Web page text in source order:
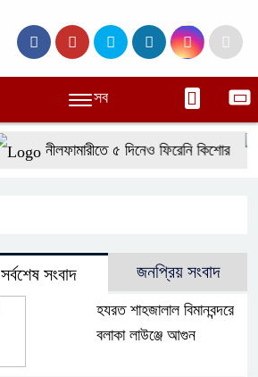
সব
নীলফামারীতে ৫ দিনেও ফিরেনি কিশোর
সর্বশেষ সংবাদ জনপ্রিয় সংবাদ
হযরত শাহজালাল বিমানবন্দরে
বলাকা লাউঞ্জে আগুন